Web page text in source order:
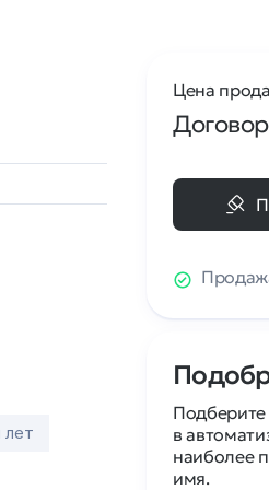
лет
Цена
Подберите
в
наиболее
имя.